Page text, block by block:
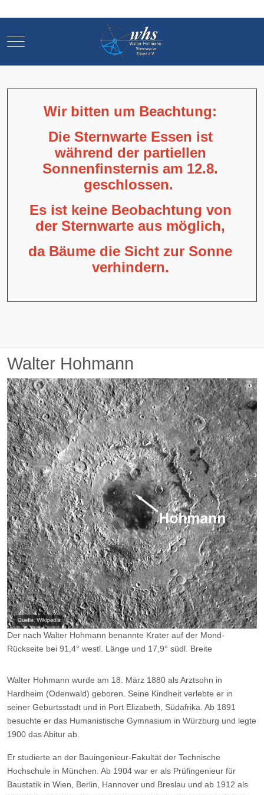
Mobile Menu Toggle
Wir bitten um Beachtung:
Die Sternwarte Essen ist
während der partiellen
Sonnenfinsternis am 12.8.
geschlossen.
Es ist keine Beobachtung von
der Sternwarte aus möglich,
da Bäume die Sicht zur Sonne
verhindern.
Walter Hohmann
Der nach Walter Hohmann benannte Krater auf der Mond-
Rückseite bei 91,4° westl. Länge und 17,9° südl. Breite
Walter Hohmann wurde am 18. März 1880 als Arztsohn in
Hardheim (Odenwald) geboren. Seine Kindheit verlebte er in
seiner Geburtsstadt und in Port Elizabeth, Südafrika. Ab 1891
besuchte er das Humanistische Gymnasium in Würzburg und legte
1900 das Abitur ab.
Er studierte an der Bauingenieur-Fakultät der Technische
Hochschule in München. Ab 1904 war er als Prüfingenieur für
Baustatik in Wien, Berlin, Hannover und Breslau und ab 1912 als